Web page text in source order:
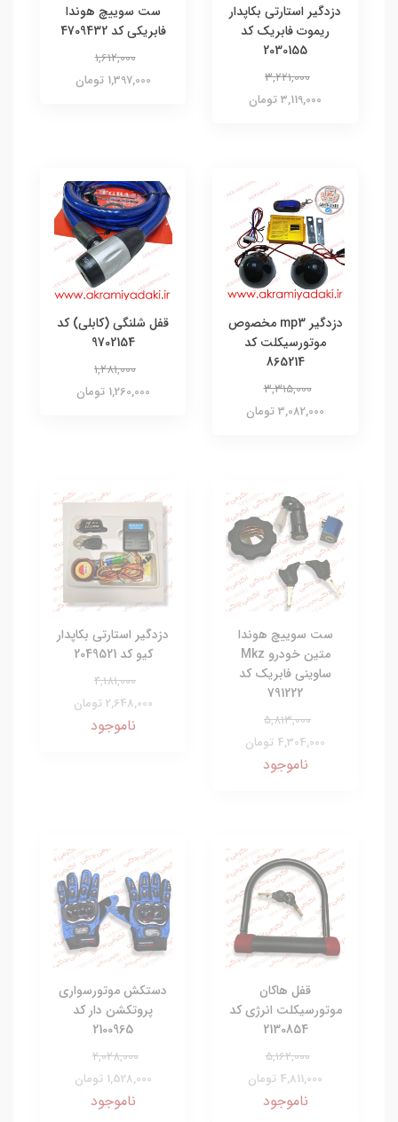
دزدگیر استارتی بکاپدار
ریموت فابریک کد
2030155
3,221,000
3,119,000 تومان
ست سوییچ هوندا
فابریکی کد 4709432
1,612,000
1,397,000 تومان
دزدگیر mp3 مخصوص
موتورسیکلت کد
865214
3,315,000
3,082,000 تومان
قفل شلنگی (کابلی) کد
9702154
1,281,000
1,260,000 تومان
ست سوییچ هوندا
متین خودرو Mkz
ساوینی فابریک کد
791222
5,813,000
4,304,000 تومان
ناموجود
دزدگیر استارتی بکاپدار
کیو کد 2049521
4,181,000
2,648,000 تومان
ناموجود
قفل هاکان
موتورسیکلت انرژی کد
2130854
5,162,000
4,811,000 تومان
ناموجود
دستکش موتورسواری
پروتکشن دار کد
2100965
2,028,000
1,528,000 تومان
ناموجود